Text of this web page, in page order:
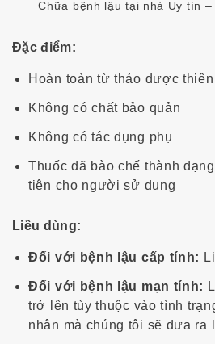
Chữa bệnh lậu tại nhà Uy tín –
Đặc điểm:
Hoàn toàn từ thảo dược
Không có chất bảo quản
Không có tác dụng phụ
Thuốc đã bào chế thành
tiện cho người sử dụng
Liều dùng:
Đối với bệnh lậu cấp tính:
Đối với bệnh lậu mạn tính:
trở lên tùy thuộc vào tình
nhân mà chúng tôi sẽ đưa ra